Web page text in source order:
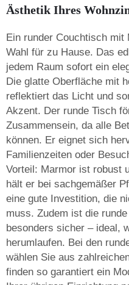
Ästhetik Ihres
Ein runder Couchtisch
Wahl für zu Hause. Das
jedem Raum sofort ein
Die glatte Oberfläche mit
reflektiert das Licht und
Akzent. Der runde Tisch
Zusammensein, da alle
können. Er eignet sich
Familienzeiten oder
Vorteil: Marmor ist robust
hält er bei sachgemäßer
eine gute Investition, die
muss. Zudem ist die
besonders sicher – ideal,
herumlaufen. Bei den
wählen Sie aus
finden so garantiert ein